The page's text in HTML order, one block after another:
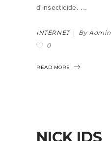
d'insecticide.
INTERNET By Admin
0
READ MORE
NICK IDS